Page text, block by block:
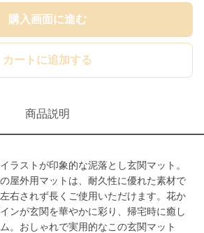
購入画面に進む
カートに追加する
商品説明
ラストが印象的な泥落とし玄関マット。
屋外用マットは、耐久性に優れた素材で
右されず長くご使用いただけます。花か
ンが玄関を華やかに彩り、帰宅時に癒し
。おしゃれで実用的なこの玄関マット